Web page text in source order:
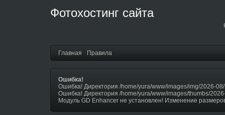
Фотохостинг сайта
Главная Правила
Ошибка!
Ошибка! Директория /home/yura/www/images/img/2026-
Ошибка! Директория /home/yura/www/images/thumbs/
Модуль GD Enhancer не установлен! Изменение